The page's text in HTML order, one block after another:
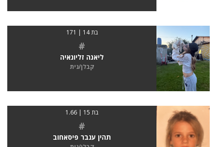
בת 14 | 171
#
ליאנה זליונאיה
קבלן/נית
בת 15 | 1.66
#
תהין ענבר פיסאחוב